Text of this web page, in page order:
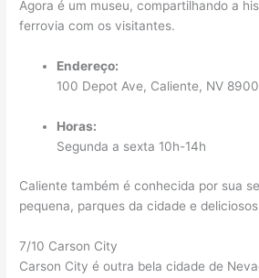
Agora é um museu, compartilhando a
ferrovia com os visitantes.
Endereço:
100 Depot Ave, Caliente, NV
Horas:
Segunda a sexta 10h-14h
Caliente também é conhecida por sua
pequena, parques da cidade e
7/10 Carson City
Carson City é outra bela cidade de